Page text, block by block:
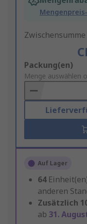
Add
to
Basket
Packung(en)
Menge auswählen
Auf Lager
64
anderen
Zusätzlich
ab 31.